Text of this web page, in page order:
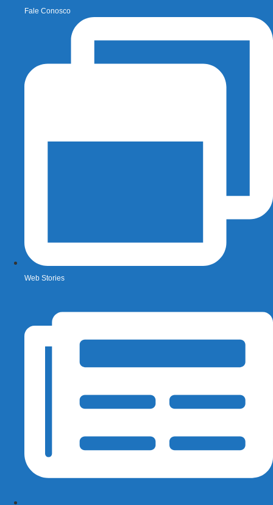
Fale Conosco
Web Stories